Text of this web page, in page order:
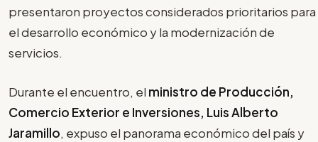
presentaron proyectos considerados prioritarios para
el desarrollo económico y la modernización de
servicios.
Durante el encuentro, el ministro de Producción,
Comercio Exterior e Inversiones, Luis Alberto
Jaramillo, expuso el panorama económico del país y